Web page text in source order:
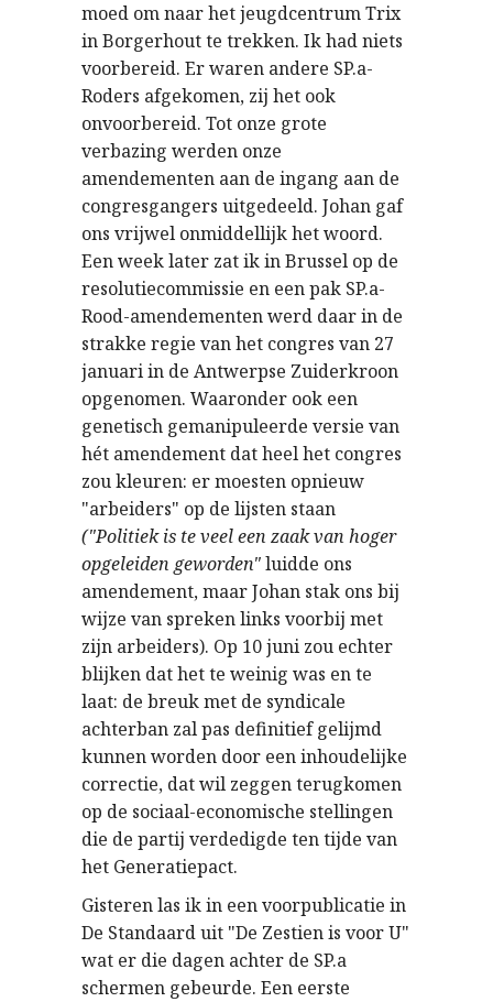
moed om naar het jeugdcentrum Trix
in Borgerhout te trekken. Ik had niets
voorbereid. Er waren andere SP.a-
Roders afgekomen, zij het ook
onvoorbereid. Tot onze grote
verbazing werden onze
amendementen aan de ingang aan de
congresgangers uitgedeeld. Johan gaf
ons vrijwel onmiddellijk het woord.
Een week later zat ik in Brussel op de
resolutiecommissie en een pak SP.a-
Rood-amendementen werd daar in de
strakke regie van het congres van 27
januari in de Antwerpse Zuiderkroon
opgenomen. Waaronder ook een
genetisch gemanipuleerde versie van
hét amendement dat heel het congres
zou kleuren: er moesten opnieuw
"arbeiders" op de lijsten staan
("Politiek is te veel een zaak van hoger
opgeleiden geworden"luidde ons
amendement, maar Johan stak ons bij
wijze van spreken links voorbij met
zijn arbeiders). Op 10 juni zou echter
blijken dat het te weinig was en te
laat: de breuk met de syndicale
achterban zal pas definitief gelijmd
kunnen worden door een inhoudelijke
correctie, dat wil zeggen terugkomen
op de sociaal-economische stellingen
die de partij verdedigde ten tijde van
het Generatiepact.
Gisteren las ik in een voorpublicatie in
De Standaard uit "De Zestien is voor U"
wat er die dagen achter de SP.a
schermen gebeurde. Een eerste